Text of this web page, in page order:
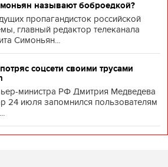
называют боброедкой?
пропагандисток российской
главный редактор телеканала
Симоньян...
соцсети своими трусами
министра РФ Дмитрия Медведева
24 июля запомнился пользователям